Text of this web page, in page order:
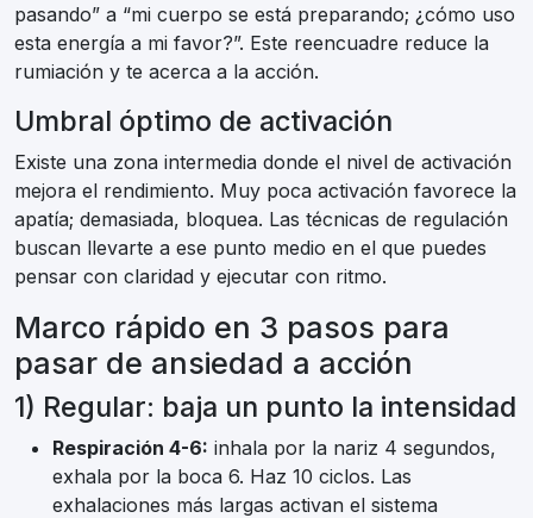
pasando” a “mi cuerpo se está preparando; ¿cómo uso
esta energía a mi favor?”. Este reencuadre reduce la
rumiación y te acerca a la acción.
Umbral óptimo de activación
Existe una zona intermedia donde el nivel de activación
mejora el rendimiento. Muy poca activación favorece la
apatía; demasiada, bloquea. Las técnicas de regulación
buscan llevarte a ese punto medio en el que puedes
pensar con claridad y ejecutar con ritmo.
Marco rápido en 3 pasos para
pasar de ansiedad a acción
1) Regular: baja un punto la intensidad
Respiración 4-6: inhala por la nariz 4 segundos,
exhala por la boca 6. Haz 10 ciclos. Las
exhalaciones más largas activan el sistema